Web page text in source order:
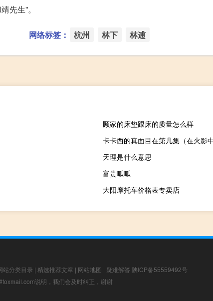
先生”。
网络标签： 杭州 林下 林逋
顾家的床垫跟床的质量怎么样
卡卡西的真面目在第几集（在火影
天理是什么意思
富贵呱呱
大阳摩托车价格表专卖店
站分类目录 | 精选推荐文章 | 网站地图 | 疑难解答 陕ICP备55559492号
说明，我们会及时纠正，谢谢